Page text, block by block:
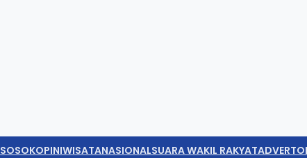
SOSOKOPINIWISATANASIONALSUARA WAKIL RAKYAT